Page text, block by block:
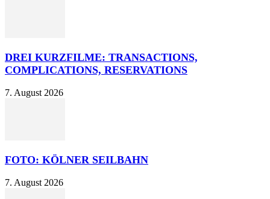
DREI KURZFILME: TRANSACTIONS,
COMPLICATIONS, RESERVATIONS
7. August 2026
FOTO: KÖLNER SEILBAHN
7. August 2026